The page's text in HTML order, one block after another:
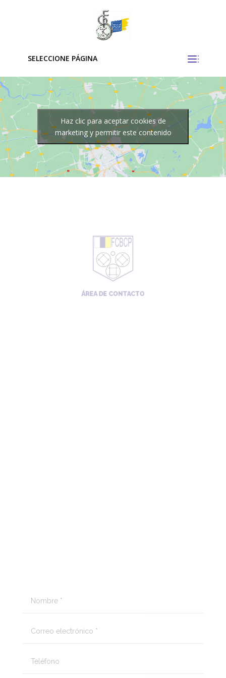
SELECCIONE PÁGINA
Haz clic para aceptar cookies de
marketing y permitir este contenido
ÁREA DE CONTACTO